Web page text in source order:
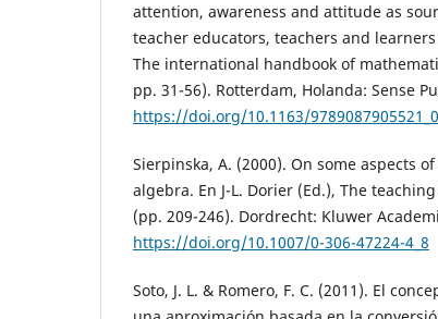
attention, awareness and attitude as
teacher educators, teachers and learners
The international handbook of
pp. 31-56). Rotterdam, Holanda: Sense
https://doi.org/10.1163/
Sierpinska, A. (2000). On some aspects
algebra. En J-L. Dorier (Ed.), The
(pp. 209-246). Dordrecht: Kluwer
https://doi.org/10.1007/0-306-47224-4_8
Soto, J. L. & Romero, F. C. (2011). El